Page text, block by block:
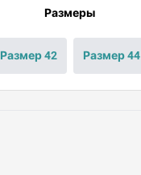
Размеры
Размер 42 Размер 44